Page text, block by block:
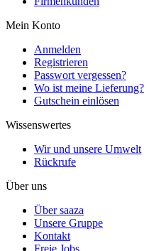
Mein Konto
Anmelden
Registrieren
Passwort vergessen?
Wo ist meine Lieferung?
Gutschein einlösen
Wissenswertes
Wir und unsere Umwelt
Rückrufe
Über uns
Über saaza
Unsere Gruppe
Kontakt
Freie Jobs